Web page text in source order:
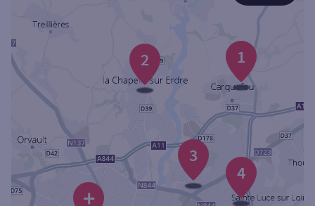
Ville / Code postal
Rue
Rechercher
+
4
3
2 1